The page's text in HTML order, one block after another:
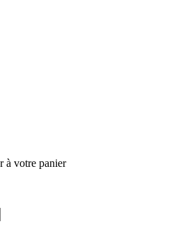
à votre panier